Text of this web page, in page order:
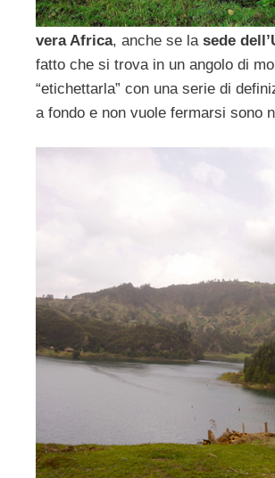
vera Africa, anche se la sede
fatto che si trova in un angolo di
“etichettarla” con una serie di
a fondo e non vuole fermarsi sono